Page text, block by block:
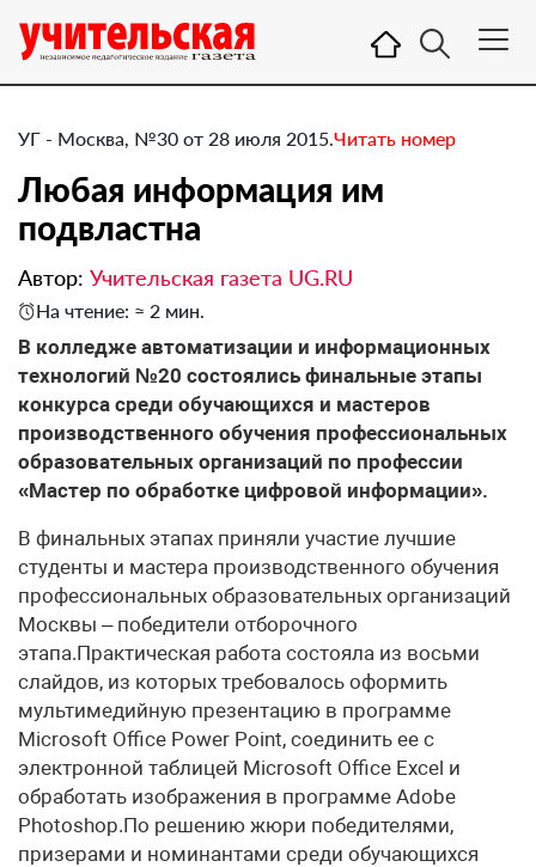
УГ - Москва, №30 от 28 июля 2015.Читать номер
Любая информация им
подвластна
Автор: Учительская газета UG.RU
На чтение: ≈ 2 мин.
​В колледже автоматизации и информационных
технологий №20 состоялись финальные этапы
конкурса среди обучающихся и мастеров
производственного обучения профессиональных
образовательных организаций по профессии
«Мастер по обработке цифровой информации».
В финальных этапах приняли участие лучшие
студенты и мастера производственного обучения
профессиональных образовательных организаций
Москвы – победители отборочного
этапа.Практическая работа состояла из восьми
слайдов, из которых требовалось оформить
мультимедийную презентацию в программе
Microsoft Office Power Point, соединить ее с
электронной таблицей Microsoft Office Excel и
обработать изображения в программе Adobe
Photoshop.По решению жюри победителями,
призерами и номинантами среди обучающихся